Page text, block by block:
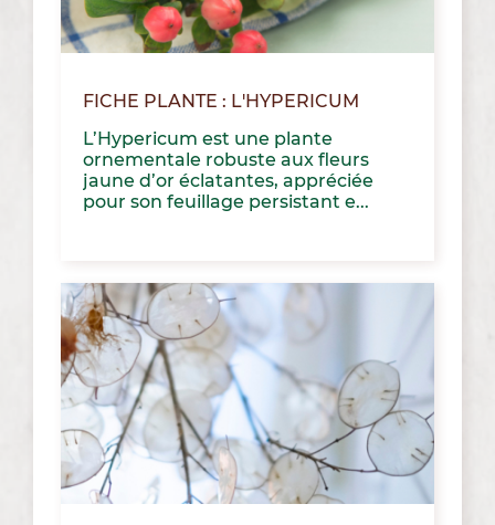
FICHE PLANTE : L'HYPERICUM
L’Hypericum est une plante
ornementale robuste aux fleurs
jaune d’or éclatantes, appréciée
pour son feuillage persistant e...